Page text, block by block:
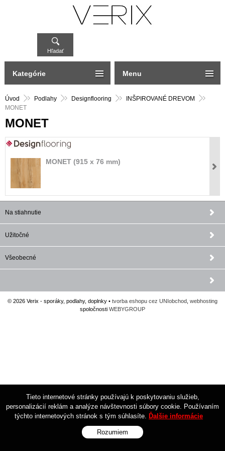
Hľadať
Úvod Podlahy Designflooring
INŠPIROVANÉ DREVOM
MONET
MONET
MONET (915 x 76 mm)
Kategórie Menu
Na stiahnutie
Užitočné
Všeobecné
© 2026 Verix - sporáky, podlahy, doplnky • tvorba eshopu cez UNIobchod webhosting
spoločnosti WEBYGROUP
Tieto internetové stránky používajú k poskytovaniu služieb,
personalizácií reklám a analýze návštevnosti súbory cookie. Používaním
týchto internetových stránok s tým súhlasíte. Ďalšie informácie
Rozumiem